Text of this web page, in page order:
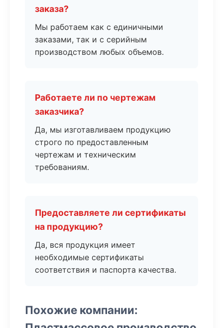
заказа?
Мы работаем как с единичными
заказами, так и с серийным
производством любых объемов.
Работаете ли по чертежам
заказчика?
Да, мы изготавливаем продукцию
строго по предоставленным
чертежам и техническим
требованиям.
Предоставляете ли сертификаты
на продукцию?
Да, вся продукция имеет
необходимые сертификаты
соответствия и паспорта качества.
Похожие компании: